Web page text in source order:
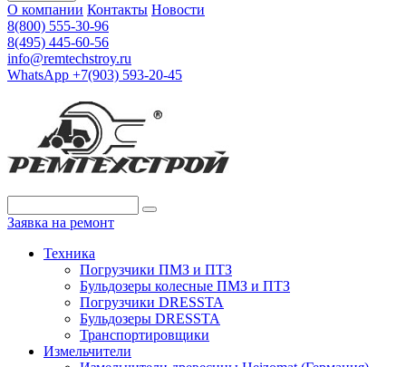
О компании Контакты Новости
8(800) 555-30-96
8(495) 445-60-56
info@remtechstroy.ru
WhatsApp +7(903) 593-20-45
Заявка на ремонт
Техника
Погрузчики ПМЗ и ПТЗ
Бульдозеры колесные ПМЗ и ПТЗ
Погрузчики DRESSTA
Бульдозеры DRESSTA
Транспортировщики
Измельчители